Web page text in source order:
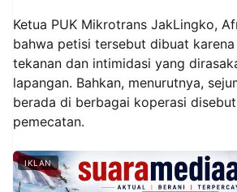
Ketua PUK Mikrotrans JakLingko,
bahwa petisi tersebut dibuat
tekanan dan intimidasi yang
lapangan. Bahkan, menurutnya,
berada di berbagai koperasi
pemecatan.
IKLAN